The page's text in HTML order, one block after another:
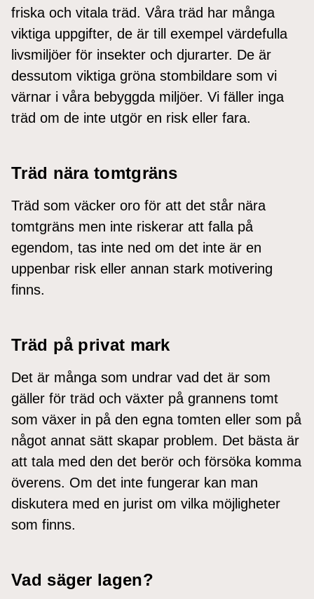
friska och vitala träd. Våra träd har många
viktiga uppgifter, de är till exempel värdefulla
livsmiljöer för insekter och djurarter. De är
dessutom viktiga gröna stombildare som vi
värnar i våra bebyggda miljöer. Vi fäller inga
träd om de inte utgör en risk eller fara.
Träd nära tomtgräns
Träd som väcker oro för att det står nära
tomtgräns men inte riskerar att falla på
egendom, tas inte ned om det inte är en
uppenbar risk eller annan stark motivering
finns.
Träd på privat mark
Det är många som undrar vad det är som
gäller för träd och växter på grannens tomt
som växer in på den egna tomten eller som på
något annat sätt skapar problem. Det bästa är
att tala med den det berör och försöka komma
överens. Om det inte fungerar kan man
diskutera med en jurist om vilka möjligheter
som finns.
Vad säger lagen?